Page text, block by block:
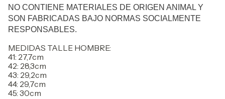
NO CONTIENE MATERIALES DE ORIGEN ANIMAL Y
SON FABRICADAS BAJO NORMAS SOCIALMENTE
RESPONSABLES.
MEDIDAS TALLE HOMBRE:
41: 27,7cm
42: 28,3cm
43: 29,2cm
44: 29,7cm
45: 30cm